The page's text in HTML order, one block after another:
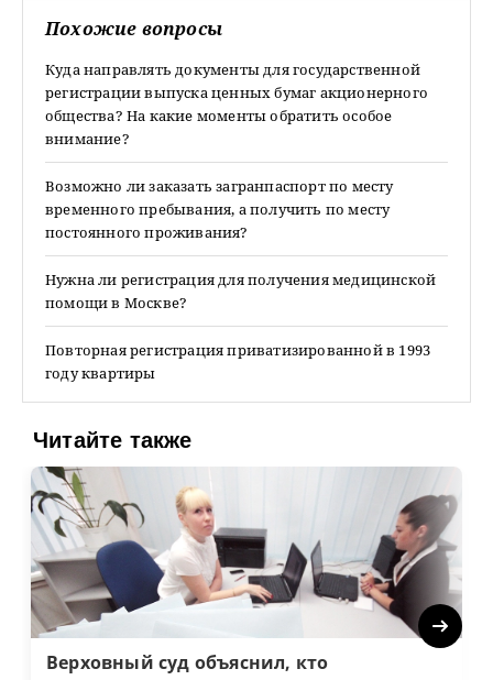
Похожие вопросы
Куда направлять документы для государственной
регистрации выпуска ценных бумаг акционерного
общества? На какие моменты обратить особое
внимание?
Возможно ли заказать загранпаспорт по месту
временного пребывания, а получить по месту
постоянного проживания?
Нужна ли регистрация для получения медицинской
помощи в Москве?
Повторная регистрация приватизированной в 1993
году квартиры
Читайте также
Верховный суд объяснил, кто
Next